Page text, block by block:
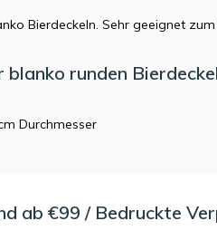
Bierdeckeln. Sehr geeignet
runden
Durchmesser
ab €99 / Bedruckte